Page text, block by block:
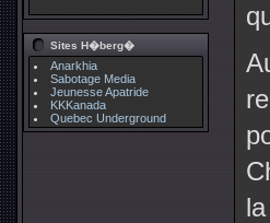
Sites H�berg�
Anarkhia
Sabotage Media
Jeunesse Apatride
KKKanada
Quebec Underground